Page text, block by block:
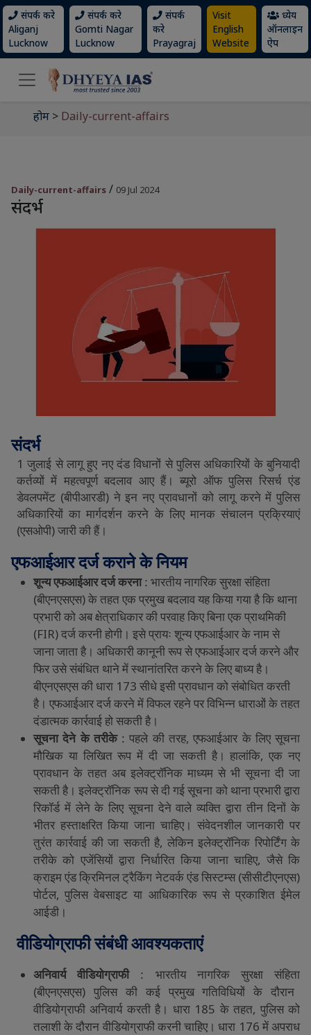
संपर्क करे
Aliganj
Lucknow
संपर्क करे
Gomti Nagar
Lucknow
संपर्क
करे
Prayagraj
Visit
English
Website
ध्येय
ऑनलाइन
ऐप
होम > Daily-current-affairs
Daily-current-affairs / 09 Jul 2024
संदर्भ
संदर्भ
1जुलाई से लागू हुए नए दंड विधानों से पुलिस अधिकारियों के बुनियादी
कर्तव्यों में महत्वपूर्ण बदलाव आए हैं। ब्यूरो ऑफ पुलिस रिसर्च एंड
डेवलपमेंट (बीपीआरडी) ने इन नए प्रावधानों को लागू करने में पुलिस
अधिकारियों का मार्गदर्शन करने के लिए मानक संचालन प्रक्रियाएं
(एसओपी)जारीकीहैं।
एफआईआरदर्जकरानेकेनियम
शून्यएफआईआरदर्जकरना: भारतीयनागरिकसुरक्षासंहिता
(बीएनएसएस)केतहतएकप्रमुखबदलावयहकियागयाहैकि थाना
प्रभारीकोअबक्षेत्राधिकारकीपरवाहकिएबिनाएकप्राथमिकी
(FIR)दर्जकरनीहोगी। इसेप्रायः शून्यएफआईआरकेनामसे
जानाजाताहै। अधिकारीकानूनीरूपसेएफआईआरदर्जकरनेऔर
फिरउसेसंबंधित थानेमेंस्थानांतरितकरनेकेलिएबाध्यहै।
बीएनएसएसकी धारा 173 सीधेइसीप्रावधानकोसंबोधितकरती
है। एफआईआरदर्जकरनेमेंविफलरहनेपरविभिन्न धाराओंकेतहत
दंडात्मककार्रवाईहोसकतीहै।
सूचना देने के तरीके:पहले की तरह,एफआईआर के लिए सूचना
मौखिक या लिखित रूप में दी जा सकती है। हालांकि,एक नए
प्रावधान के तहत अब इलेक्ट्रॉनिक माध्यम से भी सूचना दी जा
सकतीहै। इलेक्ट्रॉनिक रूपसेदीगईसूचना को थानाप्रभारीद्वारा
रिकॉर्ड में लेने के लिए सूचना देने वाले व्यक्ति द्वारा तीन दिनों के
भीतर हस्ताक्षरित किया जाना चाहिए। संवेदनशील जानकारी पर
तुरंत कार्रवाई की जा सकती है, लेकिन इलेक्ट्रॉनिक रिपोर्टिंग के
तरीके को एजेंसियों द्वारा निर्धारित किया जाना चाहिए, जैसे कि
क्राइमएंडक्रिमिनलट्रैकिंग नेटवर्कएंडसिस्टम्स(सीसीटीएनएस)
पोर्टल,पुलिस वेबसाइट या आधिकारिक रूप से प्रकाशित ईमेल
आईडी।
वीडियोग्राफीसंबंधीआवश्यकताएं
अनिवार्य वीडियोग्राफी: भारतीय नागरिक सुरक्षा
संहिता
(बीएनएसएस) पुलिस की कई प्रमुख गतिविधियों के दौरान
वीडियोग्राफी अनिवार्य करती है। धारा185 के तहत, पुलिस को
तलाशीकेदौरान वीडियोग्राफीकरनीचाहिए। धारा 176 मेंअपराध